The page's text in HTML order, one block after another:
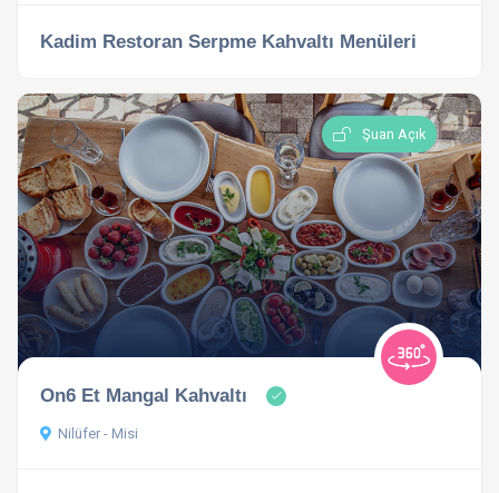
Kadim Restoran Serpme Kahvaltı Menüleri
Şuan Açık
On6 Et Mangal Kahvaltı
Nilüfer - Misi